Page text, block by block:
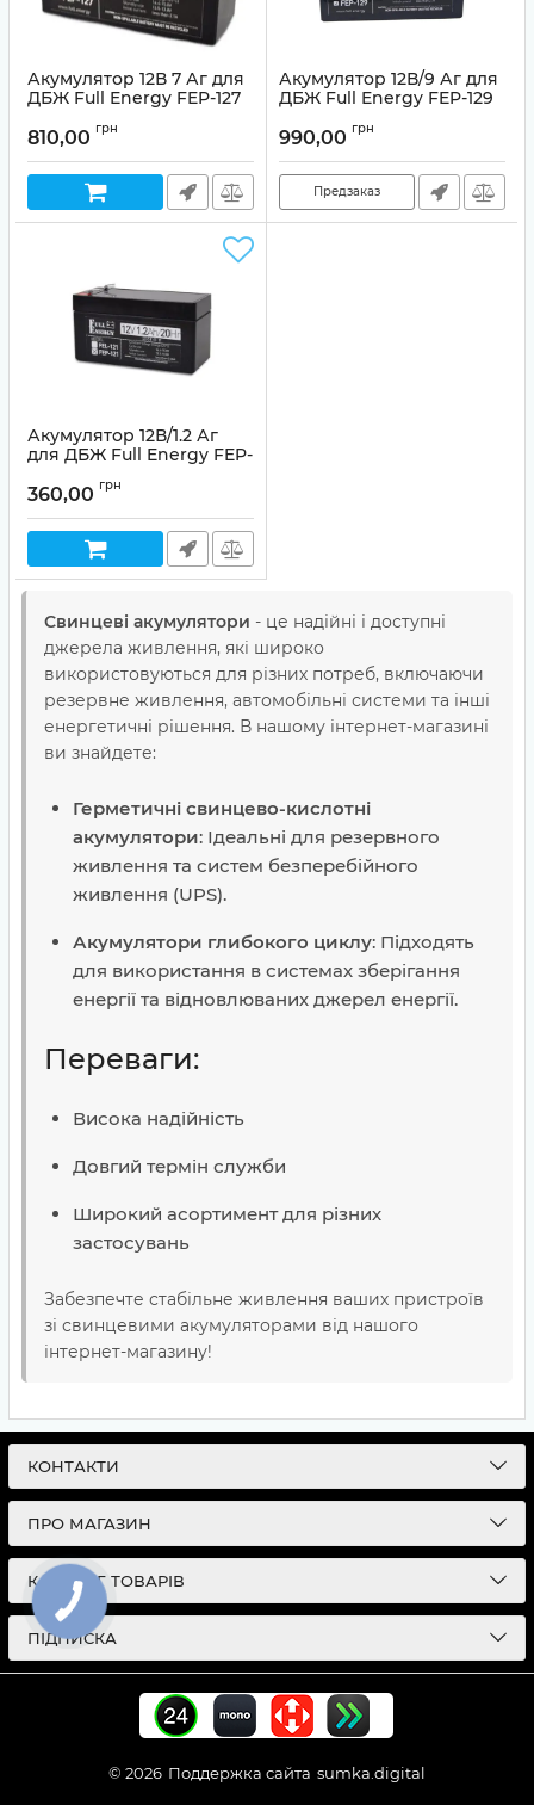
Акумулятор 12В 7 Аг для
ДБЖ Full Energy FEP-127
810,00 грн
Акумулятор 12В/9 Аг для
ДБЖ Full Energy FEP-129
990,00 грн
Предзаказ
Акумулятор 12В/1.2 Аг
для ДБЖ Full Energy FEP-
Артикул: 99-00004846
360,00 грн
Свинцеві акумулятори - це надійні і доступні
джерела живлення, які широко
використовуються для різних потреб, включаючи
резервне живлення, автомобільні системи та інші
енергетичні рішення. В нашому інтернет-магазині
ви знайдете:
Герметичні свинцево-кислотні
акумулятори: Ідеальні для резервного
живлення та систем безперебійного
живлення (UPS).
Акумулятори глибокого циклу: Підходять
для використання в системах зберігання
енергії та відновлюваних джерел енергії.
Переваги:
Висока надійність
Довгий термін служби
Широкий асортимент для різних
застосувань
Забезпечте стабільне живлення ваших пристроїв
зі свинцевими акумуляторами від нашого
інтернет-магазину!
КОНТАКТИ
ПРО МАГАЗИН
КАТАЛОГ ТОВАРІВ
ПІДПИСКА
© 2026 Поддержка сайта sumka.digital